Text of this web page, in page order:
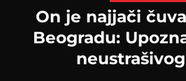
On je najjači
Beogradu: